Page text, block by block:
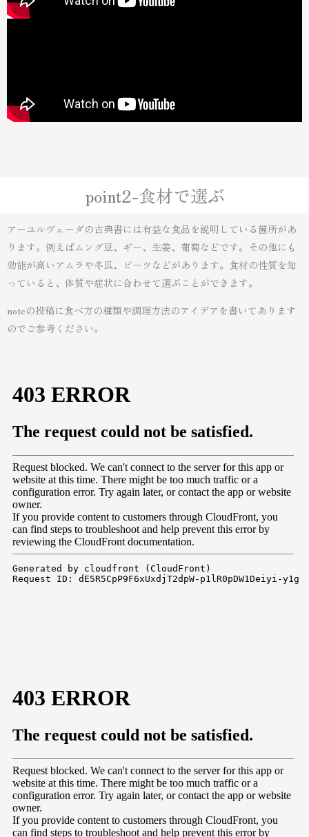
point2-食材で選ぶ
アーユルヴェーダの古典書には有益な食品を説明している箇所があ
ります。例えばムング豆、ギー、生姜、葡萄などです。その他にも
効能が高いアムラや冬瓜、ビーツなどがあります。食材の性質を知
っていると、体質や症状に合わせて選ぶことができます。
noteの投稿に食べ方の種類や調理方法のアイデアを書いてあります
のでご参考ください。